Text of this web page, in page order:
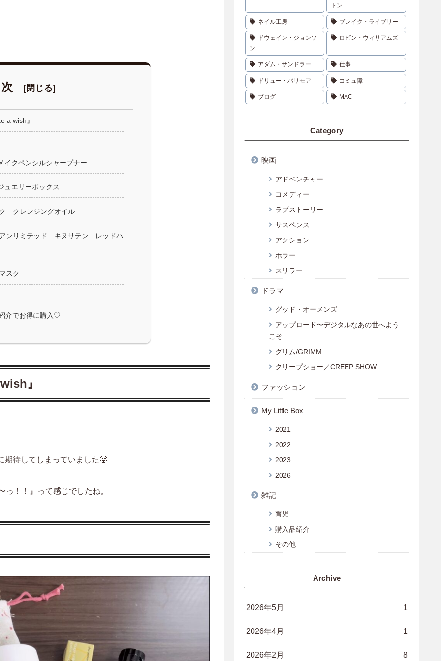
a wish』
クペンシルシャープナー
エリーボックス
クレンジングオイル
ンリミテッド キヌサテン レッドハ
スク
介でお得に購入♡
』
期待してしまっていました🥲
！！』って感じでしたね。
トン
ネイル工房 ブレイク・ライブリー
ドウェイン・ジョンソ
ン
ロビン・ウィリアムズ
アダム・サンドラー 仕事
ドリュー・バリモア コミュ障
ブログ MAC
Category
映画
アドベンチャー
コメディー
ラブストーリー
サスペンス
アクション
ホラー
スリラー
ドラマ
グッド・オーメンズ
アップロード〜デジタルなあの世へよう
こそ
グリム/GRIMM
クリープショー／CREEP SHOW
ファッション
My Little Box
2021
2022
2023
2026
雑記
育児
購入品紹介
その他
Archive
2026年5月 1
2026年4月 1
2026年2月 8